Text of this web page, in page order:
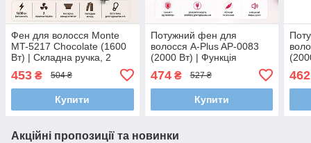
Фен для волосся Monte
MT-5217 Chocolate (1600
Вт) | Складна ручка, 2
дорожній фен
453 ₴ 504 ₴
Купити
Потужний фен для
волосся A-Plus AP-0083
(2000 Вт) | Функція
температурні режими
474₴ 527 ₴
Купити
462
Акційні пропозиції та новинки